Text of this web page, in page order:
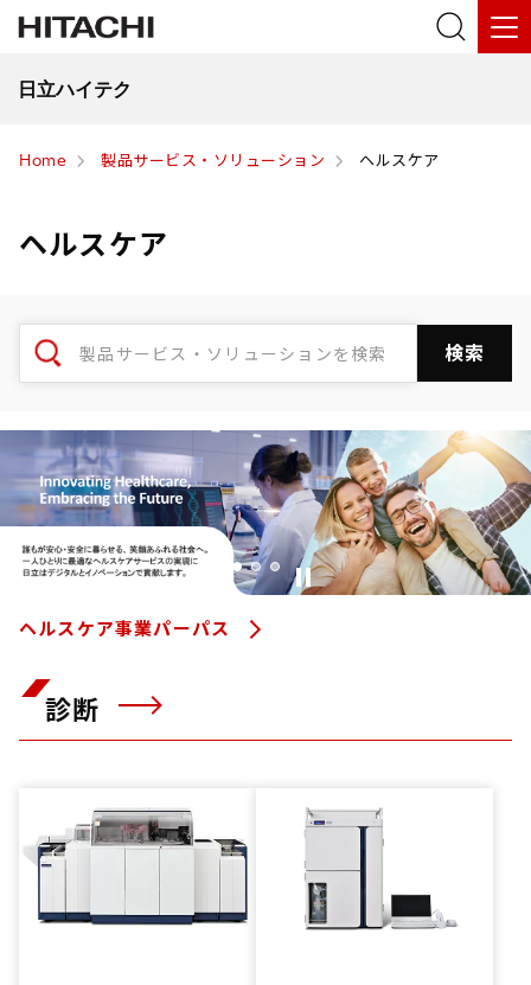
日立ハイテク
Home 製品サービス・ソリューション ヘルスケア
ヘルスケア
2 3 4
ヘルスケア事業パーパス
診断